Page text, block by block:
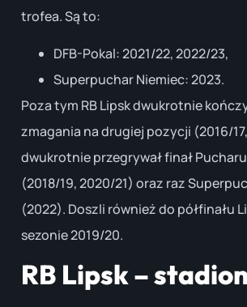
trofea. Są to:
DFB-Pokal: 2021/22, 2022/23,
Superpuchar Niemiec: 2023.
Poza tym RB Lipsk dwukrotnie
zmagania na drugiej pozycji (2016/
dwukrotnie przegrywał finał
(2018/19, 2020/21) oraz raz
(2022). Doszli również do półfinału
sezonie 2019/20.
RB Lipsk – stadion